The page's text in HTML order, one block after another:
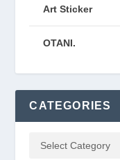
Art Sticker
OTANI.
CATEGORIES